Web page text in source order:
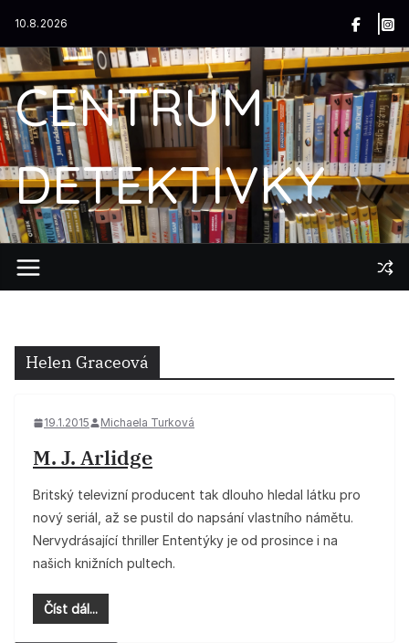
obsah
10.8.2026
CENTRUM
DETEKTIVKY
Helen Graceová
19.1.2015 Michaela Turková
M. J. Arlidge
Britský televizní producent tak dlouho hledal látku pro
nový seriál, až se pustil do napsání vlastního námětu.
Nervydrásající thriller Ententýky je od prosince i na
našich knižních pultech.
Číst dál...